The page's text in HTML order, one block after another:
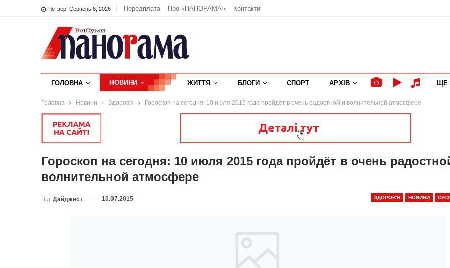
Четвер, Серпень 6, 2026 Передплата Про «ПАНОРАМА» Контакти
ГОЛОВНА НОВИНИ ЖИТТЯ БЛОГИ СПОРТ АРХІВ ЩЕ
Головна Новини Здоров'я Гороскоп на сегодня: 10 июля 2015 года пройдёт в очень радостной и волнительной атмосфере
Гороскоп на сегодня: 10 июля 2015 года пройдёт в очень
волнительной атмосфере
ЗДОРОВ'Я НОВИНИ
Від Дайджест 10.07.2015